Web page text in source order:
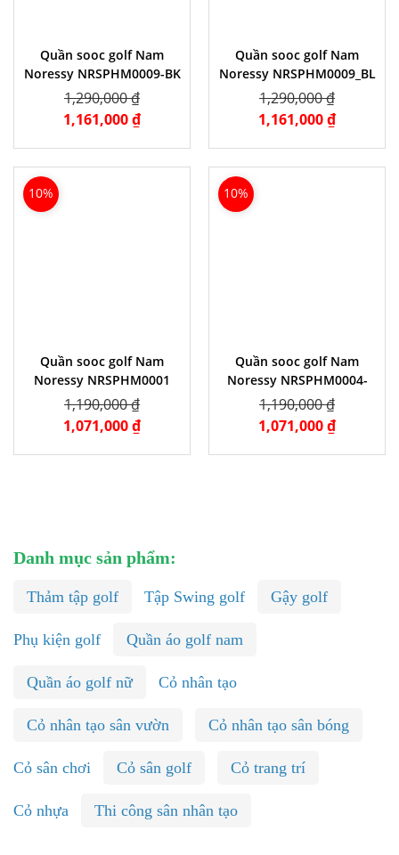
Quần sooc golf Nam
Noressy NRSPHM0009-BK
1,290,000 ₫
1,161,000 ₫
Quần sooc golf Nam
Noressy NRSPHM0009_BL
1,290,000 ₫
1,161,000 ₫
10%
Quần sooc golf Nam
Noressy NRSPHM0001
Grey
1,190,000 ₫
1,071,000 ₫
10%
Quần sooc golf Nam
Noressy NRSPHM0004-
WH
1,190,000 ₫
1,071,000 ₫
Danh mục sản phẩm:
Thảm tập golf Tập Swing golf Gậy golf
Phụ kiện golf Quần áo golf nam
Quần áo golf nữ Cỏ nhân tạo
Cỏ nhân tạo sân vườn Cỏ nhân tạo sân bóng
Cỏ sân chơi Cỏ sân golf Cỏ trang trí
Cỏ nhựa Thi công sân nhân tạo